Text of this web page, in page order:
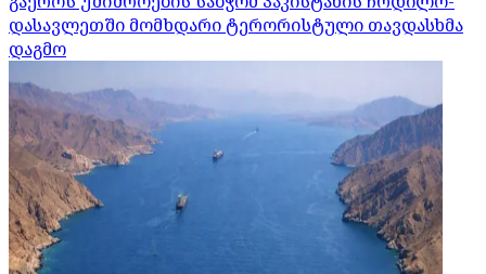
დასავლეთში მომხდარი ტერორისტული თავდასხმა
დაგმო